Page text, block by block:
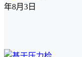
年8月3日